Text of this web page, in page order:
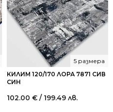
КИЛИМ 120/170 ЛОРА 7871 СИВ
СИН
5 размера
102.00 € / 199.49 лв.